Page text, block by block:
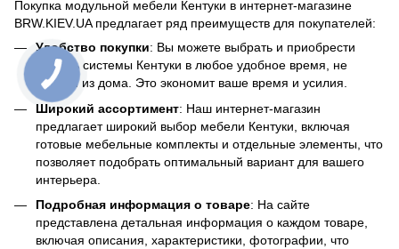
Покупка модульной мебели Кентуки в интернет-магазине
BRW.KIEV.UA предлагает ряд преимуществ для покупателей:
Удобство покупки: Вы можете выбрать и приобрести
мебель системы Кентуки в любое удобное время, не
выходя из дома. Это экономит ваше время и усилия.
Широкий ассортимент: Наш интернет-магазин
предлагает широкий выбор мебели Кентуки, включая
готовые мебельные комплекты и отдельные элементы, что
позволяет подобрать оптимальный вариант для вашего
интерьера.
Подробная информация о товаре: На сайте
представлена детальная информация о каждом товаре,
включая описания, характеристики, фотографии, что